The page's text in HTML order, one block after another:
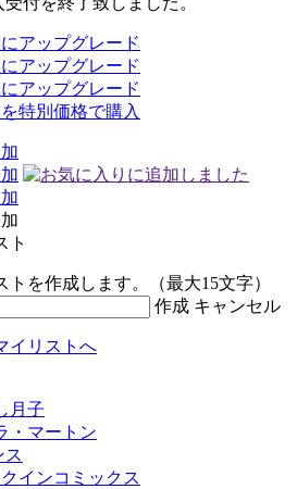
ト
トを作成します。（最大15文字）
作成 キャンセル
イリストへ
月子
・マートン
ス
インコミックス